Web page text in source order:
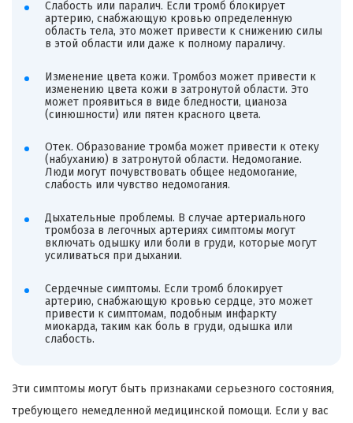
Слабость или паралич. Если тромб блокирует
артерию, снабжающую кровью определенную
область тела, это может привести к снижению силы
в этой области или даже к полному параличу.
Изменение цвета кожи. Тромбоз может привести к
изменению цвета кожи в затронутой области. Это
может проявиться в виде бледности, цианоза
(синюшности) или пятен красного цвета.
Отек. Образование тромба может привести к отеку
(набуханию) в затронутой области. Недомогание.
Люди могут почувствовать общее недомогание,
слабость или чувство недомогания.
Дыхательные проблемы. В случае артериального
тромбоза в легочных артериях симптомы могут
включать одышку или боли в груди, которые могут
усиливаться при дыхании.
Сердечные симптомы. Если тромб блокирует
артерию, снабжающую кровью сердце, это может
привести к симптомам, подобным инфаркту
миокарда, таким как боль в груди, одышка или
слабость.
Эти симптомы могут быть признаками серьезного состояния,
требующего немедленной медицинской помощи. Если у вас